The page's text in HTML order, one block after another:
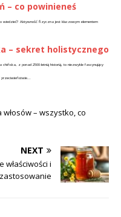
– co powinieneś
Aktywność fizyczna jest kluczowym elementem
– sekret holistycznego
chińska, z ponad 2500-letnią historią, to niezwykle fascynujący
przeciwieństwie...
– wszystko, co
NEXT
właściwości i